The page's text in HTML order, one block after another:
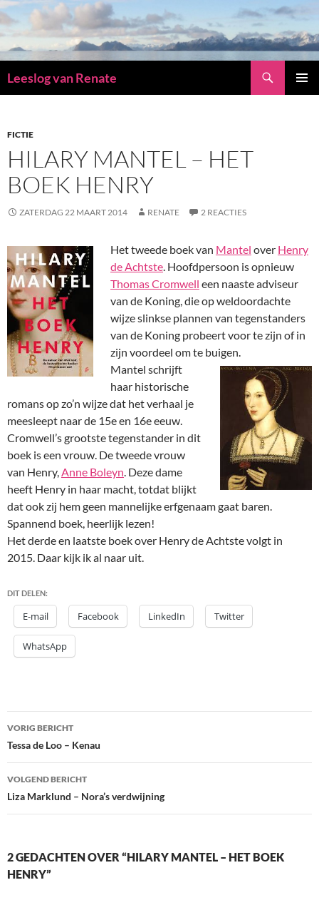
Leeslog van Renate
INHOUD
FICTIE
HILARY MANTEL – HET
BOEK HENRY
ZATERDAG 22 MAART 2014 RENATE 2 REACTIES
Het tweede boek van Mantel over Henry
de Achtste. Hoofdpersoon is opnieuw
Thomas Cromwell een naaste adviseur
van de Koning, die op weldoordachte
wijze slinkse plannen van tegenstanders
van de Koning probeert voor te zijn of in
zijn voordeel om te buigen.
Mantel schrijft
haar historische
romans op zo’n wijze dat het verhaal je
meesleept naar de 15e en 16e eeuw.
Cromwell’s grootste tegenstander in dit
boek is een vrouw. De tweede vrouw
van Henry,Anne Boleyn. Deze dame
heeft Henry in haar macht, totdat blijkt
dat ook zij hem geen mannelijke erfgenaam gaat baren.
Spannend boek, heerlijk lezen!
Het derde en laatste boek over Henry de Achtste volgt in
2015. Daar kijk ik al naar uit.
DIT DELEN:
E-mail Facebook LinkedIn Twitter
WhatsApp
Bericht
navigatie
VORIG BERICHT
Tessa de Loo – Kenau
VOLGEND BERICHT
Liza Marklund – Nora’s verdwijning
2 GEDACHTEN OVER “HILARY MANTEL – HET BOEK
HENRY”